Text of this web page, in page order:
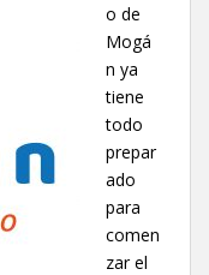
o de
Mogá
n ya
tiene
todo
prepar
ado
para
comen
zar el